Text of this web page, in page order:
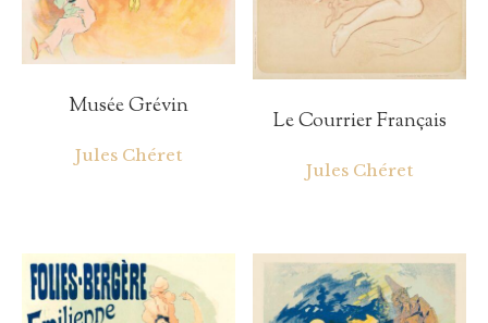
Musée Grévin
Jules Chéret
Le Courrier Français
Jules Chéret